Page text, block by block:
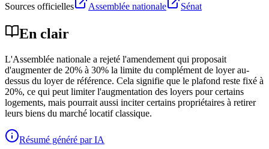
Sources officielles Assemblée nationale Sénat
En clair
L'Assemblée nationale a rejeté l'amendement qui proposait
d'augmenter de 20% à 30% la limite du complément de loyer au-
dessus du loyer de référence. Cela signifie que le plafond reste fixé à
20%, ce qui peut limiter l'augmentation des loyers pour certains
logements, mais pourrait aussi inciter certains propriétaires à retirer
leurs biens du marché locatif classique.
Résumé généré par IA